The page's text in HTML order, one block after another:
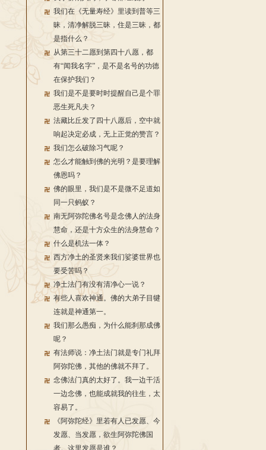
我们在《无量寿经》里读到普等三
昧，清净解脱三昧，住是三昧，都
是指什么？
从第三十二愿到第四十八愿，都
有“闻我名字”，是不是名号的功德
在保护我们？
我们是不是要时时提醒自己是个罪
恶生死凡夫？
法藏比丘发了四十八愿后，空中就
响起决定必成，无上正觉的赞言？
我们怎么破除习气呢？
怎么才能触到佛的光明？是要理解
佛恩吗？
佛的眼里，我们是不是微不足道如
同一只蚂蚁？
南无阿弥陀佛名号是念佛人的法身
慧命，还是十方众生的法身慧命？
什么是机法一体？
西方净土的圣贤来我们娑婆世界也
要受苦吗？
净土法门有没有清净心一说？
有些人喜欢神通。佛的大弟子目犍
连就是神通第一。
我们那么愚痴，为什么能刹那成佛
呢？
有法师说：净土法门就是专门礼拜
阿弥陀佛，其他的佛就不拜了。
念佛法门真的太好了。我一边干活
一边念佛，也能成就我的往生，太
容易了。
《阿弥陀经》里若有人已发愿、今
发愿、当发愿，欲生阿弥陀佛国
者。这里发愿是谁？